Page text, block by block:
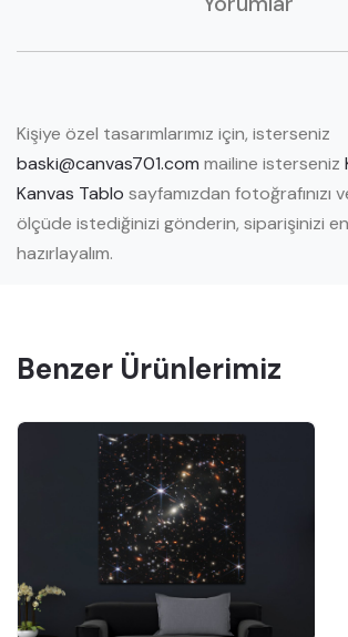
Kişiye özel tasarımlarımız için, isterseniz
baski@canvas701.com mailine isterseniz
Kanvas Tablo sayfamızdan fotoğrafınızı
ölçüde istediğinizi gönderin, siparişinizi
hazırlayalım.
Benzer Ürünlerimiz